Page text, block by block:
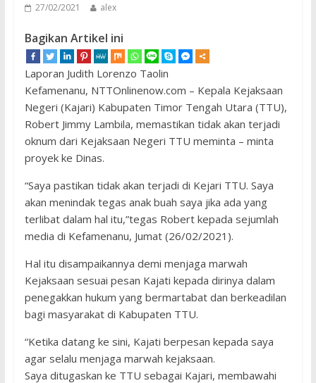
27/02/2021 alex
Bagikan Artikel ini
Laporan Judith Lorenzo Taolin
Kefamenanu, NTTOnlinenow.com – Kepala Kejaksaan
Negeri (Kajari) Kabupaten Timor Tengah Utara (TTU),
Robert Jimmy Lambila, memastikan tidak akan terjadi
oknum dari Kejaksaan Negeri TTU meminta – minta
proyek ke Dinas.
“Saya pastikan tidak akan terjadi di Kejari TTU. Saya
akan menindak tegas anak buah saya jika ada yang
terlibat dalam hal itu,”tegas Robert kepada sejumlah
media di Kefamenanu, Jumat (26/02/2021).
Hal itu disampaikannya demi menjaga marwah
Kejaksaan sesuai pesan Kajati kepada dirinya dalam
penegakkan hukum yang bermartabat dan berkeadilan
bagi masyarakat di Kabupaten TTU.
“Ketika datang ke sini, Kajati berpesan kepada saya
agar selalu menjaga marwah kejaksaan.
Saya ditugaskan ke TTU sebagai Kajari, membawahi